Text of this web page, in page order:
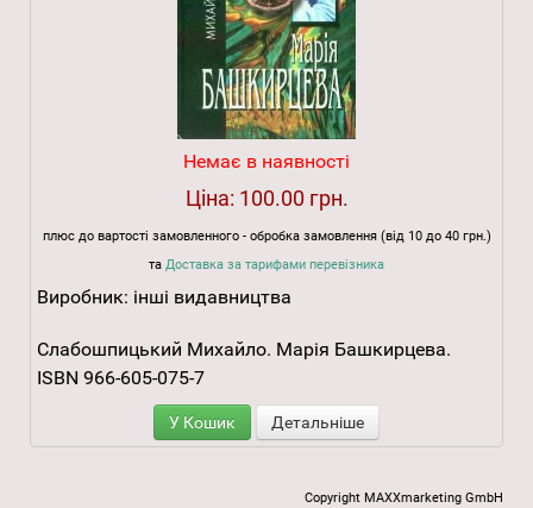
Немає в наявності
Ціна: 100.00 грн.
плюс до вартості замовленного - обробка замовлення (від 10 до 40 грн.)
та Доставка за тарифами перевізника
Виробник: інші видавництва
Слабошпицький Михайло. Марія Башкирцева.
ISBN 966-605-075-7
У Кошик Детальніше
Copyright MAXXmarketing GmbH